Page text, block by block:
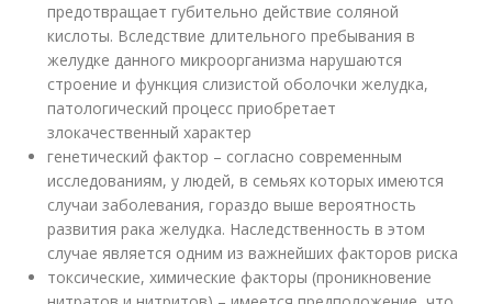
предотвращает губительно действие соляной
кислоты. Вследствие длительного пребывания в
желудке данного микроорганизма нарушаются
строение и функция слизистой оболочки желудка,
патологический процесс приобретает
злокачественный характер
генетический фактор – согласно современным
исследованиям, у людей, в семьях которых имеются
случаи заболевания, гораздо выше вероятность
развития рака желудка. Наследственность в этом
случае является одним из важнейших факторов риска
токсические, химические факторы (проникновение